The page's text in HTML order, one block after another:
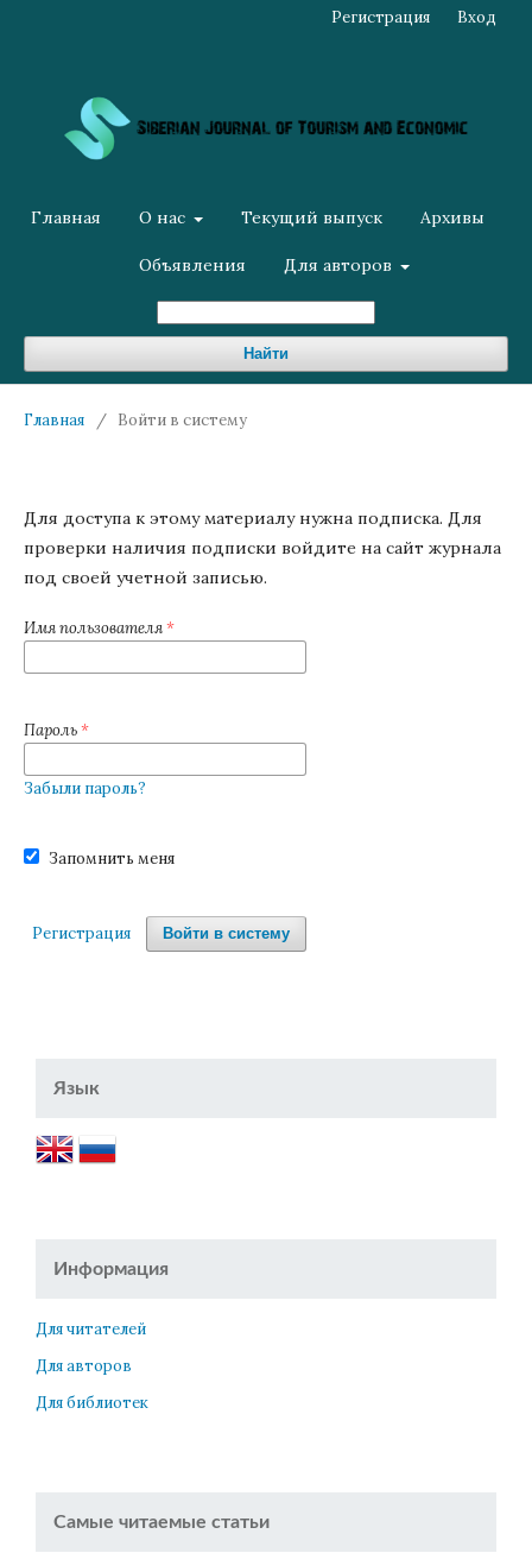
Главная О нас Текущий выпуск Архивы
Объявления Для авторов
Найти
Регистрация Вход
Главная / Войти в систему
Для доступа к этому материалу нужна подписка. Для
проверки наличия подписки войдите на сайт журнала
под своей учетной записью.
Имя пользователя*
Пароль*
Забыли пароль?
Запомнить меня
Войти в систему
Регистрация
Язык
Информация
Для читателей
Для авторов
Для библиотек
Самые читаемые статьи